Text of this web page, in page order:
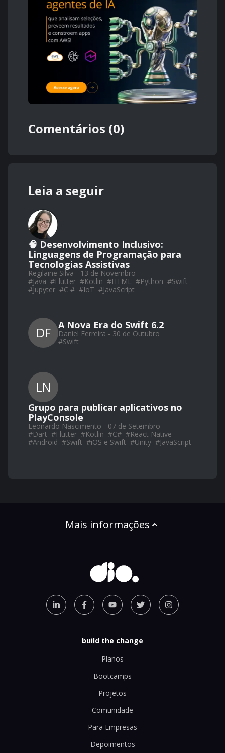
Comentários (0)
Leia a seguir
🧠 Desenvolvimento Inclusivo:
Linguagens de Programação para
Tecnologias Assistivas
Regilaine Silva - 13 de Novembro
#Java #Flutter #Kotlin #HTML #Python #Swift
#Jupyter #C # #IoT #JavaScript
DF A Nova Era do Swift 6.2
Daniel Ferreira - 30 de Outubro
#Swift
LN
Grupo para publicar aplicativos no
PlayConsole
Leonardo Nascimento - 07 de Setembro
#Dart #Flutter #Kotlin #C# #React Native
#Android #Swift #iOS e Swift #Unity #JavaScript
Mais informações
build the change
Planos
Bootcamps
Projetos
Comunidade
Para Empresas
Depoimentos